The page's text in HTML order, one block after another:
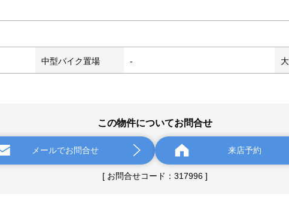
中型バイク置場 -
この物件についてお問合せ
メールでお問合せ 来店予約
[ お問合せコード：317996 ]